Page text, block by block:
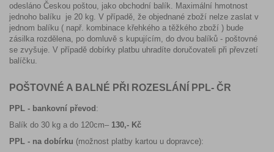
odesláno Českou poštou, jako obchodní balík. Maximální hmotnost
jednoho balíku je 20 kg. V případě, že objednané zboží nelze zaslat v
jednom balíku ( např. kombinace křehkého a těžkého zboží ) bude
zásilka rozdělena, po domluvě s kupujícím, do dvou balíků - poštovné
se zvyšuje. V případě dobírky platbu uhradíte doručovateli při převzetí
balíčku.
POŠTOVNÉ A BALNÉ PŘI ROZESLÁNÍ PPL- ČR
PPL - bankovní převod:
Balík do 30 kg a do 120cm– 130,- Kč
PPL - na dobírku (možnost platby kartou u dopravce):